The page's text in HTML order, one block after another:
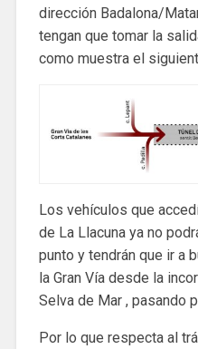
dirección Badalona/
tengan que tomar la
como muestra el
Los vehículos que
de La Llacuna ya no
punto y tendrán que ir a
la Gran Vía desde la
Selva de Mar , pasando
Por lo que respecta al